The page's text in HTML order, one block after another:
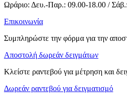
Ωράριο: Δευ.-Παρ.: 09.00-18.00 /
Επικοινωνία
Συμπληρώστε την φόρμα για την
Αποστολή δωρεάν δειγμάτων
Κλείστε ραντεβού για μέτρηση και
Δωρεάν ραντεβού για δειγματισμό